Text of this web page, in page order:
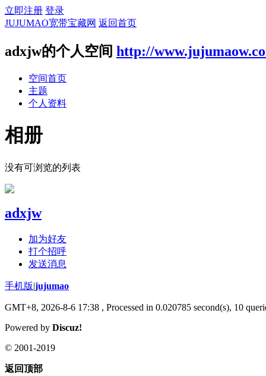
立即注册 登录
JUJUMAO宽带宝藏网 返回首页
adxjw的个人空间 http://
空间首页
主题
个人资料
相册
没有可浏览的列表
adxjw
加为好友
打个招呼
发送消息
手机版|jujumao
GMT+8, 2026-8-6 17:38 , Processed in 0.020785 second(s), 10
Powered by Discuz!
© 2001-2019
返回顶部